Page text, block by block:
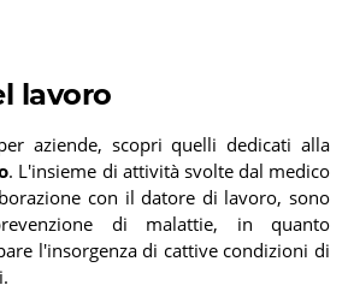
lavoro
aziende, scopri quelli dedicati alla
. L'insieme di attività svolte dal medico
con il datore di lavoro, sono
di malattie, in quanto
l'insorgenza di cattive condizioni di